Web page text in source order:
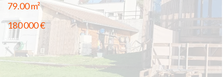
79.00m²
180 000 €